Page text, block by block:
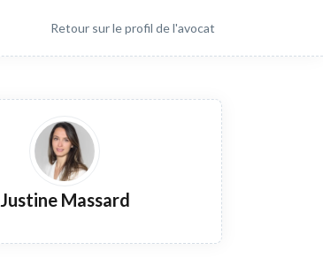
Retour sur le profil de l'avocat
Justine Massard